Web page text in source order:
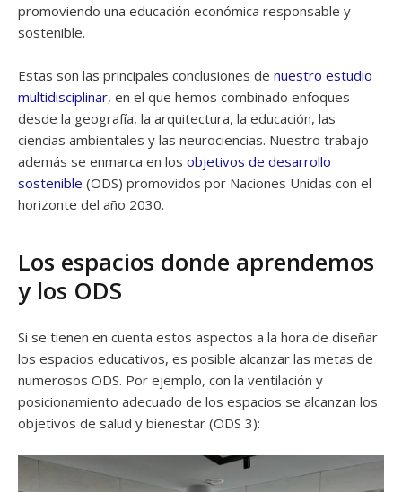
promoviendo una educación económica responsable y
sostenible.
Estas son las principales conclusiones de nuestro estudio
multidisciplinar, en el que hemos combinado enfoques
desde la geografía, la arquitectura, la educación, las
ciencias ambientales y las neurociencias. Nuestro trabajo
además se enmarca en los objetivos de desarrollo
sostenible (ODS) promovidos por Naciones Unidas con el
horizonte del año 2030.
Los espacios donde aprendemos
y los ODS
Si se tienen en cuenta estos aspectos a la hora de diseñar
los espacios educativos, es posible alcanzar las metas de
numerosos ODS. Por ejemplo, con la ventilación y
posicionamiento adecuado de los espacios se alcanzan los
objetivos de salud y bienestar (ODS 3):